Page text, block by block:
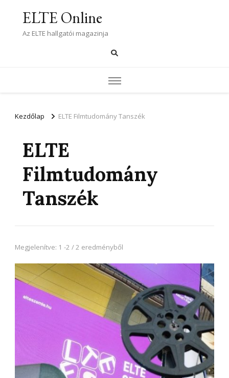
ELTE Online
Az ELTE hallgatói magazinja
Kezdőlap ELTE Filmtudomány Tanszék
ELTE
Filmtudomány
Tanszék
Megjelenítve: 1 -2 / 2 eredményből